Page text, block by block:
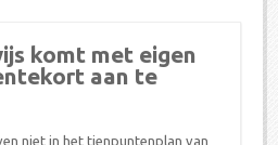
komt met eigen
aan te
niet in het tienpuntenplan van